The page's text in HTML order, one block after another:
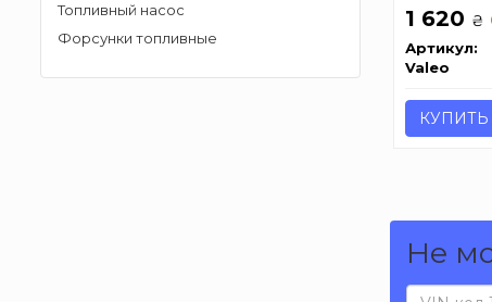
Топливный насос
Форсунки топливные
1 620 ₴
Артикул:
Valeo
КУПИТЬ
Не